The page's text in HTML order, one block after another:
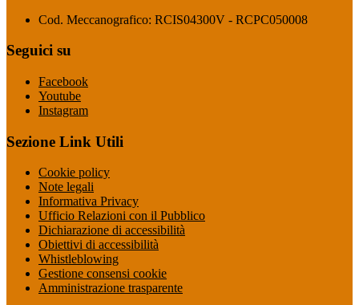
Cod. Meccanografico: RCIS04300V - RCPC050008
Seguici su
Facebook
Youtube
Instagram
Sezione Link Utili
Cookie policy
Note legali
Informativa Privacy
Ufficio Relazioni con il Pubblico
Dichiarazione di accessibilità
Obiettivi di accessibilità
Whistleblowing
Gestione consensi cookie
Amministrazione trasparente